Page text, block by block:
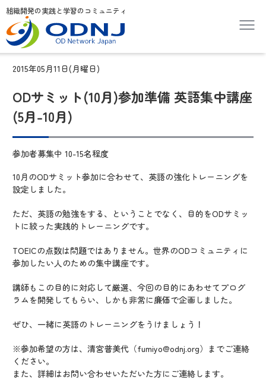
組織開発の実践と学習のコミュニティ
2015年05月11日(月曜日)
ODサミット(10月)参加準備 英語集中講座
(5月-10月)
参加者募集中 10-15名程度
10月のODサミット参加に合わせて、英語の強化トレーニングを
設定しました。
ただ、英語の勉強をする、ということでなく、目的をODサミッ
トに絞った実践的トレーニングです。
TOEICの点数は問題ではありません。世界のODコミュニティに
参加したい人のための集中講座です。
講師もこの目的に対応して厳選、今回の目的にあわせてプログ
ラムを開発してもらい、しかも非常に廉価で企画しました。
ぜひ、一緒に英語のトレーニングをうけましょう！
※参加希望の方は、清宮普美代（fumiyo@odnj.org）までご連絡
ください。
また、詳細はお問い合わせいただいた方にご連絡します。